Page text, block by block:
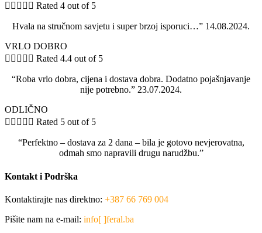
     Rated 4 out of 5
Hvala na stručnom savjetu i super brzoj isporuci…” 14.08.2024.
VRLO DOBRO
     Rated 4.4 out of 5
“Roba vrlo dobra, cijena i dostava dobra. Dodatno pojašnjavanje
nije potrebno.” 23.07.2024.
ODLIČNO
     Rated 5 out of 5
“Perfektno – dostava za 2 dana – bila je gotovo nevjerovatna,
odmah smo napravili drugu narudžbu.”
Kontakt i Podrška
Kontaktirajte nas direktno: +387 66 769 004
Pišite nam na e-mail: info[ ]feral.ba